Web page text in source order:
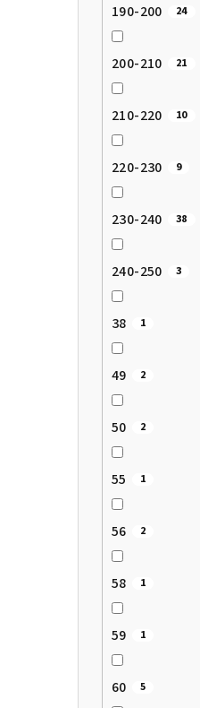
190-200 24
200-210 21
210-220 10
220-230 9
230-240 38
240-250 3
38 1
49 2
50 2
55 1
56 2
58 1
59 1
60 5